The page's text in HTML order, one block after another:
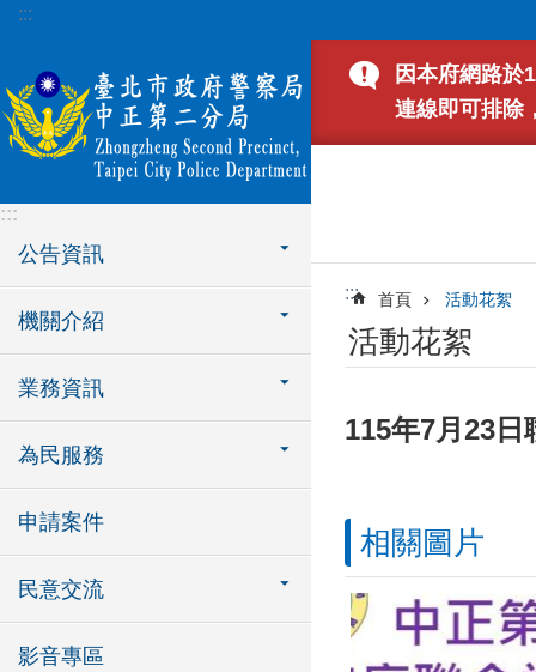
跳到主要內容區塊
:::
:::
公告資訊
機關介紹
業務資訊
為民服務
申請案件
民意交流
影音專區
因本府網路於
連線即可排除
::: 首頁 活動花絮
活動花絮
115年7月23日
相關圖片